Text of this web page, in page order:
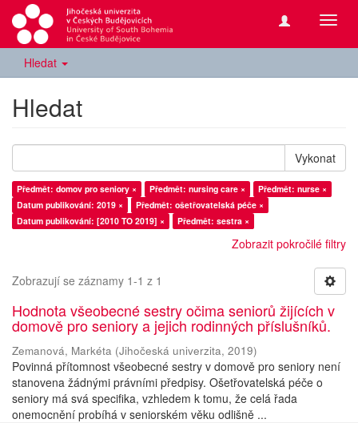
Hledat
Hledat
Vykonat
Předmět: domov pro seniory × Předmět: nursing care ×
Předmět: nurse ×
Datum publikování: 2019 ×
Předmět: ošetřovatelská péče ×
Datum publikování: [2010 TO 2019] ×
Předmět: sestra ×
Zobrazit pokročilé filtry
Zobrazují se záznamy 1-1 z 1
Hodnota všeobecné sestry očima seniorů žijících v
domově pro seniory a jejich rodinných příslušníků.
Zemanová, Markéta (Jihočeská univerzita, 2019)
Povinná přítomnost všeobecné sestry v domově pro seniory není
stanovena žádnými právními předpisy. Ošetřovatelská péče o
seniory má svá specifika, vzhledem k tomu, že celá řada
onemocnění probíhá v seniorském věku odlišně ...